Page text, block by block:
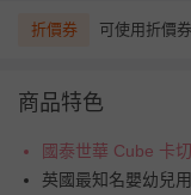
折價券 可使用折價券
商品特色
國泰世華 Cube 卡
英國最知名嬰幼兒